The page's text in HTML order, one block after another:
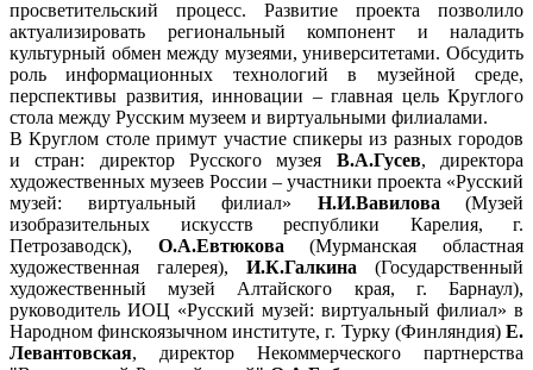
просветительский процесс. Развитие проекта позволило
актуализировать региональный компонент и наладить
культурный обмен между музеями, университетами. Обсудить
роль информационных технологий в музейной среде,
перспективы развития, инновации – главная цель Круглого
стола между Русским музеем и виртуальными филиалами.
В Круглом столе примут участие спикеры из разных городов
и стран: директор Русского музея В.А.Гусев, директора
художественных музеев России – участники проекта «Русский
музей: виртуальный филиал» Н.И.Вавилова (Музей
изобразительных искусств республики Карелия, г.
Петрозаводск), О.А.Евтюкова (Мурманская областная
художественная галерея), И.К.Галкина (Государственный
художественный музей Алтайского края, г. Барнаул),
руководитель ИОЦ «Русский музей: виртуальный филиал» в
Народном финскоязычном институте, г. Турку (Финляндия) Е.
Левантовская, директор Некоммерческого партнерства